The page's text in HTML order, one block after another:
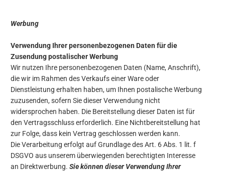
Werbung
Verwendung Ihrer personenbezogenen Daten für die
Zusendung postalischer Werbung
Wir nutzen Ihre personenbezogenen Daten (Name, Anschrift),
die wir im Rahmen des Verkaufs einer Ware oder
Dienstleistung erhalten haben, um Ihnen postalische Werbung
zuzusenden, sofern Sie dieser Verwendung nicht
widersprochen haben. Die Bereitstellung dieser Daten ist für
den Vertragsschluss erforderlich. Eine Nichtbereitstellung hat
zur Folge, dass kein Vertrag geschlossen werden kann.
Die Verarbeitung erfolgt auf Grundlage des Art. 6 Abs. 1 lit. f
DSGVO aus unserem überwiegenden berechtigten Interesse
an Direktwerbung.Sie können dieser Verwendung Ihrer